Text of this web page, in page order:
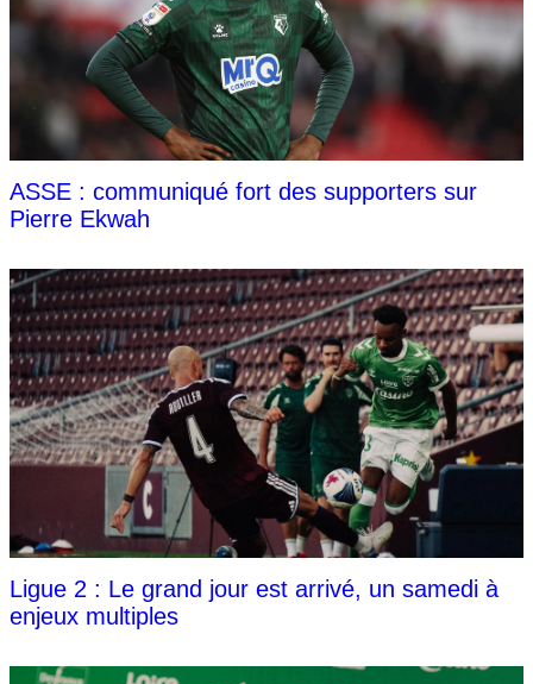
ASSE : communiqué fort des supporters sur
Pierre Ekwah
Ligue 2 : Le grand jour est arrivé, un samedi à
enjeux multiples